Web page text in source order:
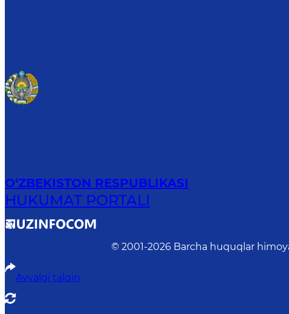
O‘ZBEKISTON RESPUBLIKASI
HUKUMAT PORTALI
© 2001-2026 Barcha huquqlar
Avvalgi talqin